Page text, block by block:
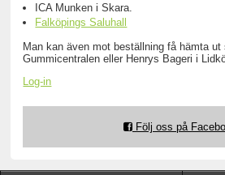
ICA Munken i Skara.
Falköpings Saluhall
Man kan även mot beställning få hämta ut
Gummicentralen eller Henrys Bageri i
Log-in
Följ oss på